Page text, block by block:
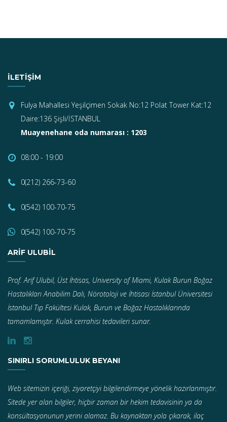
İLETIŞIM
Fulya Mahallesi Yeşilçimen Sokak No:12 Polat Tower Kat:12
Daire:136 Şişli/İSTANBUL
Muayenehane oda numarası : 1203
08:00 - 19:00
0(212) 266-73-60
0(542) 100-70-75
0(542) 100-70-75
ARIF ULUBIL
Prof. Arif Ulubil, Üst İhtisas, University of Miami, Kulak Burun Boğaz
Hastalıkları Anabilim Dalı, Nörotoloji ve İhtisası İstanbul Üniversitesi
İstanbul Tıp Fakültesi Kulak, Burun ve Boğaz Hastalıklarında
tamamlamıştır. Kulak cerrahisi tedavileri sunar.
SINIRLI SORUMLULUK BEYANI
Web sitemizin içeriği, ziyaretçiyi bilgilendirmeye yönelik hazırlanmıştır.
Sitede yer alan bilgiler, hiçbir zaman bir hekim tedavisinin ya da
konsültasyonunun yerini alamaz. Bu kaynaktan yola çıkarak, ilaç